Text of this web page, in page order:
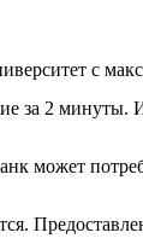
с
за 2 минуты.
может